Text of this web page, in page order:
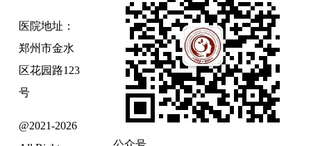
医院地址：
郑州市金水
区花园路123
号
@2021-2026